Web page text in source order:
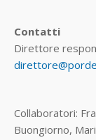
Contatti
Direttore
Collaboratori:
Buongiorno,